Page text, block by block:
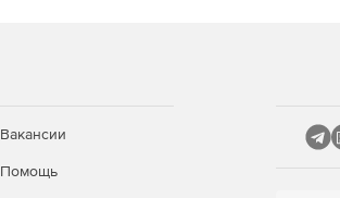
Вакансии
Помощь